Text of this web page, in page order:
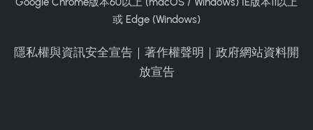
或 Edge (Windows)
隱私權與資訊安全宣告 ｜ 著作權聲明 ｜ 政府網站資料開
放宣告